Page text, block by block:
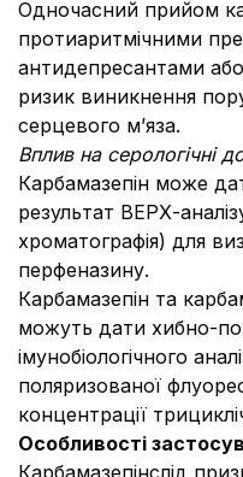
Одночасний прийом
протиаритмічними
антидепресантами
ризик виникнення
серцевого м’яза.
Вплив на серологічні
Карбамазепін може
результат ВЕРХ-
хроматографія) для
перфеназину.
Карбамазепін та
можуть дати хибно-
імунобіологічного
поляризованої
концентрації
Особливості
Карбамазепінслід